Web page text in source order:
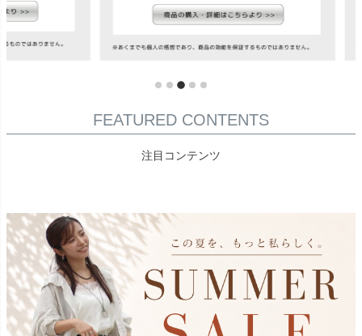
FEATURED CONTENTS
注目コンテンツ